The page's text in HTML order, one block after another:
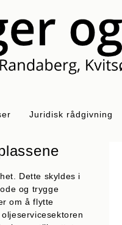
Juridisk rådgivning
Dette skyldes i
og trygge
om å flytte